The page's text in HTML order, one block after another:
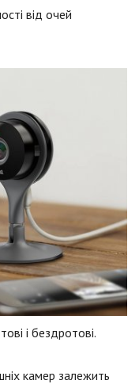
від очей
і бездротові.
камер залежить